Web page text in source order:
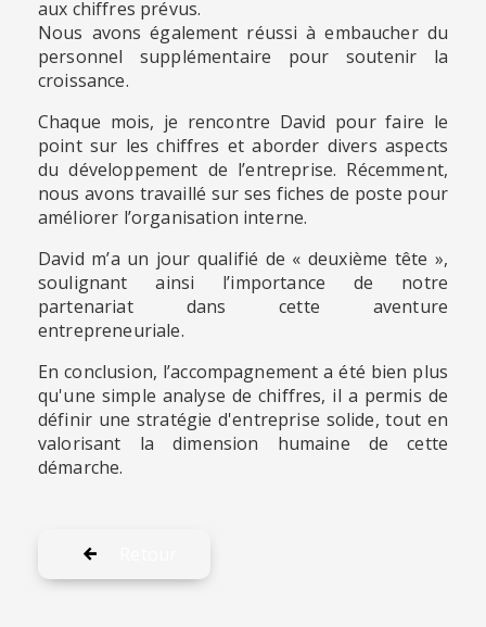
aux chiffres prévus.
Nous avons également réussi à embaucher du
personnel supplémentaire pour soutenir la
croissance.
Chaque mois, je rencontre David pour faire le
point sur les chiffres et aborder divers aspects
du développement de l’entreprise. Récemment,
nous avons travaillé sur ses fiches de poste pour
améliorer l’organisation interne.
David m’a un jour qualifié de « deuxième tête »,
soulignant ainsi l’importance de notre
partenariat dans cette aventure
entrepreneuriale.
En conclusion, l’accompagnement a été bien plus
qu'une simple analyse de chiffres, il a permis de
définir une stratégie d'entreprise solide, tout en
valorisant la dimension humaine de cette
démarche.